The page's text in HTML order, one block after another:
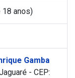
18 anos)
Gamba
- CEP: